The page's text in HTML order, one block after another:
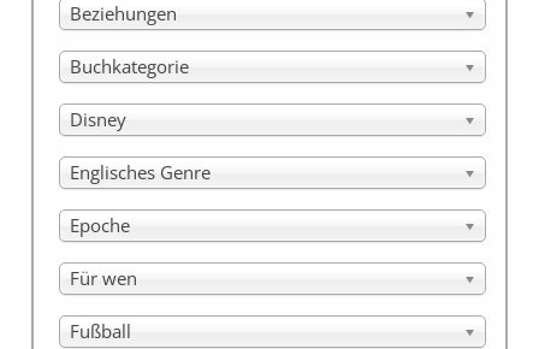
Beziehungen
Buchkategorie
Disney
Englisches Genre
Epoche
Für wen
Fußball